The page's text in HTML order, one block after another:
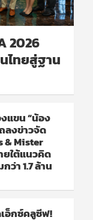
2026
ไทยสู่ฐาน
แขน “น้อง
ลงข่าวจัด
& Mister
ยใต้แนวคิด
ว่า 1.7 ล้าน
อ็กซ์คลูซีฟ!